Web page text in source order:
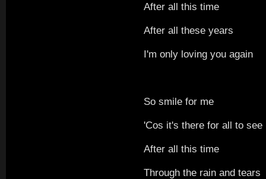
After all this time
After all these years
I'm only loving you again
So smile for me
'Cos it's there for all to see
After all this time
Through the rain and tears